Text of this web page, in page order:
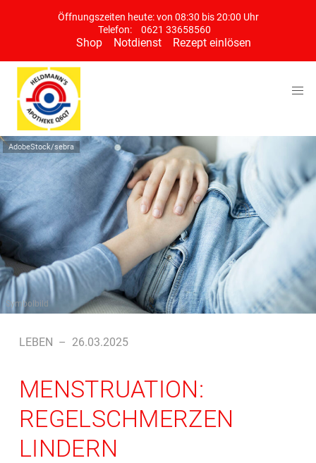
Öffnungszeiten heute: von 08:30 bis 20:00 Uhr
Telefon:
0621 33658560
Shop Notdienst Rezept einlösen
AdobeStock/sebra
Symbolbild
LEBEN – 26.03.2025
MENSTRUATION:
REGELSCHMERZEN
LINDERN